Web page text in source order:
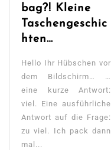
bag?! Kleine
Taschengeschic
hten…
Hello Ihr Hübschen vor
dem Bildschirm… …
eine kurze Antwort:
viel. Eine ausführliche
Antwort auf die Frage:
zu viel. Ich pack dann
mal...